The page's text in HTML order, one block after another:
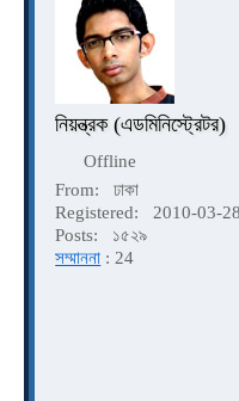
নিয়ন্ত্রক (এডমিনিস্ট্রেটর)
Offline
From:
ঢাকা
Registered:
2010-03-28
Posts:
১৫২৯
সম্মাননা : 24